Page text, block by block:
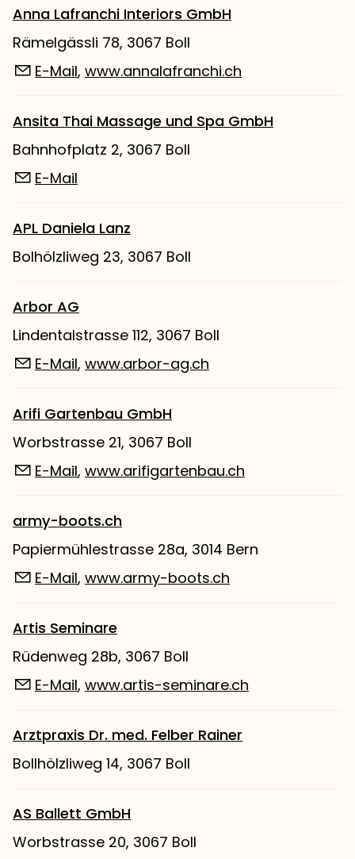
Anna Lafranchi Interiors GmbH
Rämelgässli 78, 3067 Boll
E-Mail, www.annalafranchi.ch
Ansita Thai Massage und Spa GmbH
Bahnhofplatz 2, 3067 Boll
E-Mail
APL Daniela Lanz
Bolhölzliweg 23, 3067 Boll
Arbor AG
Lindentalstrasse 112, 3067 Boll
E-Mail, www.arbor-ag.ch
Arifi Gartenbau GmbH
Worbstrasse 21, 3067 Boll
E-Mail, www.arifigartenbau.ch
army-boots.ch
Papiermühlestrasse 28a, 3014 Bern
E-Mail, www.army-boots.ch
Artis Seminare
Rüdenweg 28b, 3067 Boll
E-Mail, www.artis-seminare.ch
Arztpraxis Dr. med. Felber Rainer
Bollhölzliweg 14, 3067 Boll
AS Ballett GmbH
Worbstrasse 20, 3067 Boll